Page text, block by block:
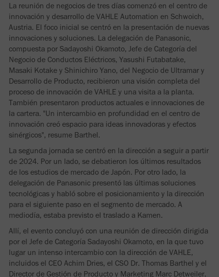
La reunión de negocios de tres días comenzó en el centro de
innovación y desarrollo de VAHLE Automation en Schwoich,
Austria. El foco inicial se centró en la presentación de nuevas
innovaciones y soluciones. La delegación de Panasonic,
compuesta por Sadayoshi Okamoto, Jefe de Categoría del
Negocio de Conductos Eléctricos, Yasushi Futabatake,
Masaki Kotake y Shinichiro Yano, del Negocio de Ultramar y
Desarrollo de Producto, recibieron una visión completa del
proceso de innovación de VAHLE y una visita a la planta.
También presentaron productos actuales e innovaciones de
la cartera. "Un intercambio en profundidad en el centro de
innovación creó espacio para ideas innovadoras y efectos
sinérgicos", resume Barthel.
La segunda jornada se centró en la dirección a seguir a partir
de 2024. Por un lado, se debatieron los últimos resultados
de los estudios de mercado de Japón. Por otro lado, la
delegación de Panasonic presentó las últimas soluciones
tecnológicas y habló sobre el posicionamiento y la dirección
para el siguiente paso en el segmento de mercado. A
mediodía, estaba previsto el traslado a Kamen.
Allí, el evento concluyó con una reunión de dirección dirigida
por el Jefe de Categoría Sadayoshi Okamoto, en la que tuvo
lugar un intenso intercambio con la dirección de VAHLE,
incluidos el CEO Achim Dries, el CSO Dr. Thomas Barthel y el
Director de Gestión de Producto y Marketing Marc Detweiler.